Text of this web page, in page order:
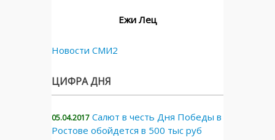
Ежи Лец
Новости СМИ2
ЦИФРА ДНЯ
05.04.2017 Салют в честь Дня Победы в
Ростове обойдется в 500 тыс руб